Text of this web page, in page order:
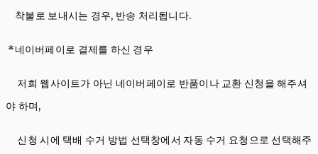
착불로 보내시는 경우, 반송 처리됩니다.
*네이버페이로 결제를 하신 경우
저희 웹사이트가 아닌 네이버페이로 반품이나 교환 신청을 해주셔
야 하며,
신청 시에 택배 수거 방법 선택창에서 자동 수거 요청으로 선택해주